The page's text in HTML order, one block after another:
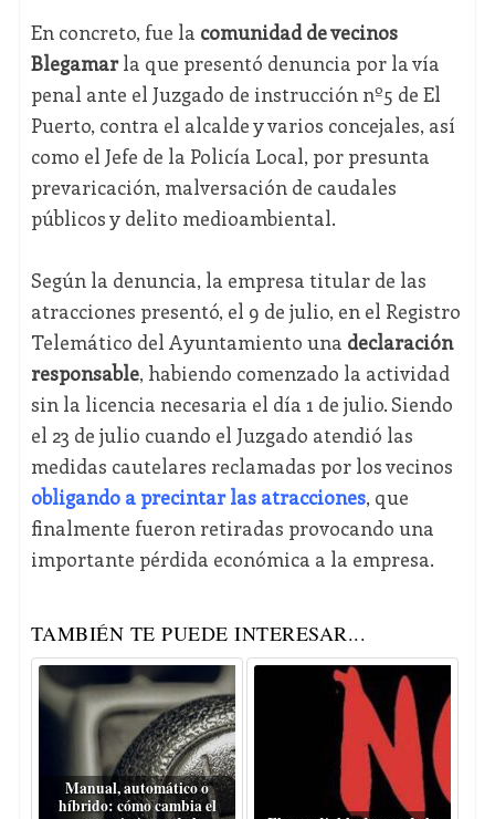
En concreto, fue la comunidad de vecinos
Blegamarla que presentó denuncia por la vía
penal ante el Juzgado de instrucción nº5 de El
Puerto, contra el alcalde y varios concejales, así
como el Jefe de la Policía Local, por presunta
prevaricación, malversación de caudales
públicos y delito medioambiental.
Según la denuncia, la empresa titular de las
atracciones presentó, el 9 de julio, en el Registro
Telemático del Ayuntamiento una declaración
responsable, habiendo comenzado la actividad
sin la licencia necesaria el día 1 de julio. Siendo
el 23 de julio cuando el Juzgado atendió las
medidas cautelares reclamadas por los vecinos
obligando a precintar las atracciones, que
finalmente fueron retiradas provocando una
importante pérdida económica a la empresa.
TAMBIÉN TE PUEDE INTERESAR...
Manual, automático o
híbrido: cómo cambia el